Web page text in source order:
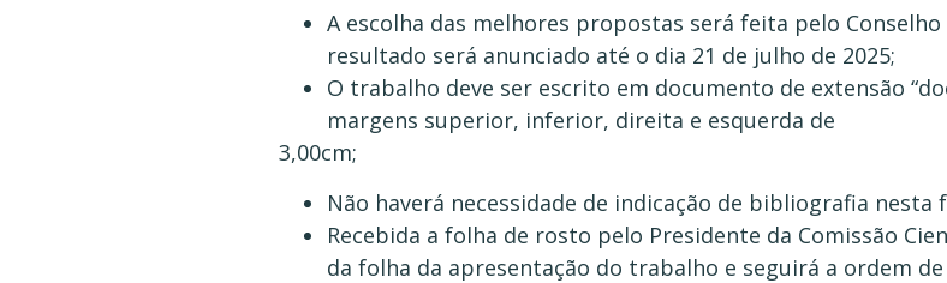
A escolha das melhores propostas será feita pelo
resultado será anunciado até o dia 21 de julho de 2025;
O trabalho deve ser escrito em documento de extensão
margens superior, inferior, direita e esquerda de
3,00cm;
Não haverá necessidade de indicação de bibliografia nesta
Recebida a folha de rosto pelo Presidente da Comissão
da folha da apresentação do trabalho e seguirá a ordem